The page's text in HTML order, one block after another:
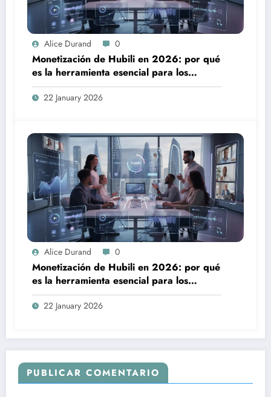
Alice Durand 0
Monetización de Hubili en 2026: por qué
es la herramienta esencial para los
creadores
22 January 2026
Alice Durand 0
Monetización de Hubili en 2026: por qué
es la herramienta esencial para los
creadores
22 January 2026
PUBLICAR COMENTARIO